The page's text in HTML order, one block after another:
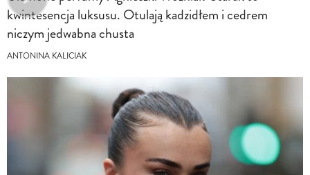
kwintesencja luksusu. Otulają kadzidłem i cedrem
niczym jedwabna chusta
ANTONINA KALICIAK